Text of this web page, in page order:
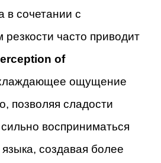
в сочетании с
часто приводит
of
ощущение
позволяя сладости
восприниматься
создавая более